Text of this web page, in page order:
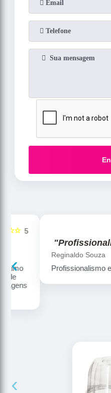
Reginaldo Souza
Profissionalismo e
‹
‹